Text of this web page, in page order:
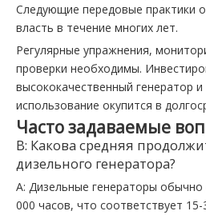
Следующие передовые практики
власть в течение многих лет.
Регулярные упражнения,
проверки необходимы.
высококачественный генератор
использование окупится в
Часто задаваемые
В: Какова средняя
дизельного генератора?
A: Дизельные генераторы обычно
000 часов, что соответствует